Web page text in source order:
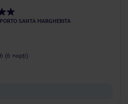
PORTO SANTA MARGHERITA
(6 nopți)